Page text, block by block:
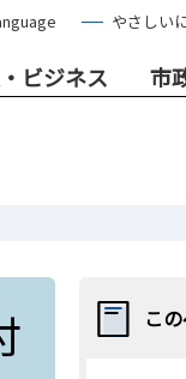
やさしい
ビジネス 市
こ